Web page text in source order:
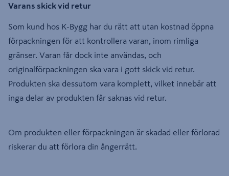
Varans skick vid retur
Som kund hos K-Bygg har du rätt att utan kostnad öppna
förpackningen för att kontrollera varan, inom rimliga
gränser. Varan får dock inte användas, och
originalförpackningen ska vara i gott skick vid retur.
Produkten ska dessutom vara komplett, vilket innebär att
inga delar av produkten får saknas vid retur.
Om produkten eller förpackningen är skadad eller förlorad
riskerar du att förlora din ångerrätt.